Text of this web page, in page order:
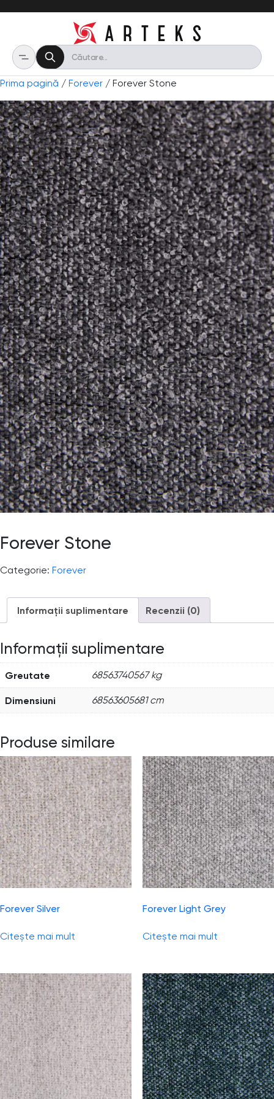
Prima pagină / Forever / Forever Stone
Forever Stone
Categorie: Forever
Informații suplimentare Recenzii (0)
Informații suplimentare
Greutate 68563740567 kg
Dimensiuni 68563605681 cm
Produse similare
Forever Silver
Citește mai mult
Forever Light Grey
Citește mai mult